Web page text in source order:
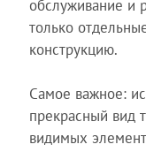
обслуживание и
только
конструкцию.
Самое важное:
прекрасный вид
видимых